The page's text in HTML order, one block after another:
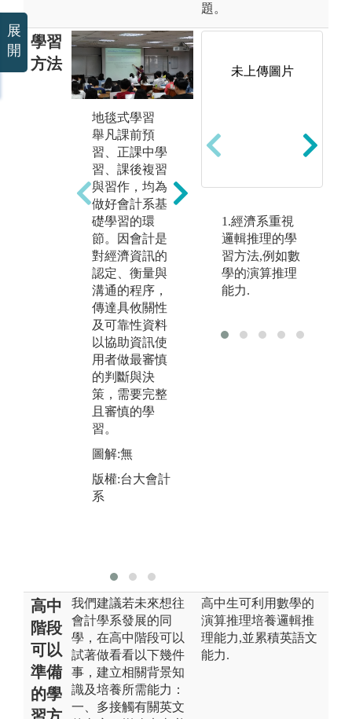
題。
學習
方法
地毯式學習
舉凡課前預
習、正課中學
習、課後複習
與習作，均為
做好會計系基
礎學習的環
節。因會計是
對經濟資訊的
認定、衡量與
溝通的程序，
傳達具攸關性
及可靠性資料
以協助資訊使
用者做最審慎
的判斷與決
策，需要完整
且審慎的學
習。
圖解:無
版權:台大會計
系
「小組合作學
習」是一種有
系統、有結構
的教學方法，
其進行的方式
未上傳圖片
1.經濟系重視
邏輯推理的學
習方法,例如數
學的演算推理
能力.
高中
階段
可以
準備
的學
我們建議若未來想往
會計學系發展的同
學，在高中階段可以
試著做看看以下幾件
事，建立相關背景知
識及培養所需能力：
一、多接觸有關英文
高中生可利用數學的
演算推理培養邏輯推
理能力,並累積英語文
能力.
展
開